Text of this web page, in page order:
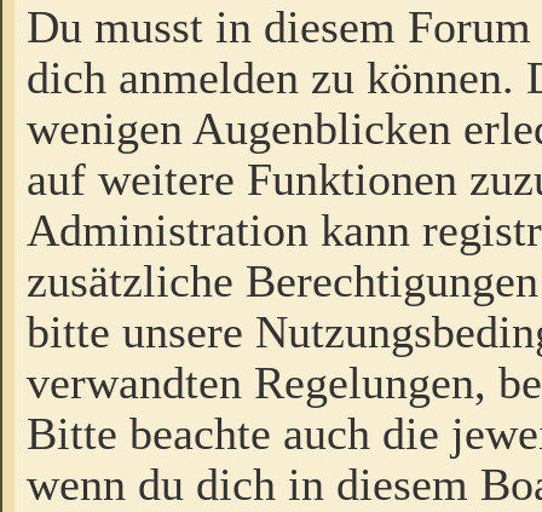
Du musst in diesem
dich anmelden zu
wenigen Augenblicken
auf weitere Funktionen
Administration kann
zusätzliche
bitte unsere
verwandten Regelungen,
Bitte beachte auch die
wenn du dich in diesem